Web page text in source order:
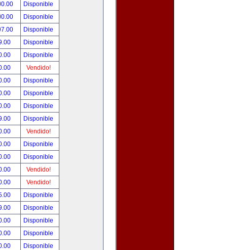
Disponible
Disponible
Disponible
Disponible
Disponible
Vendido!
Disponible
Disponible
Disponible
Disponible
Vendido!
Disponible
Disponible
Vendido!
Vendido!
Disponible
Disponible
Disponible
Disponible
Disponible